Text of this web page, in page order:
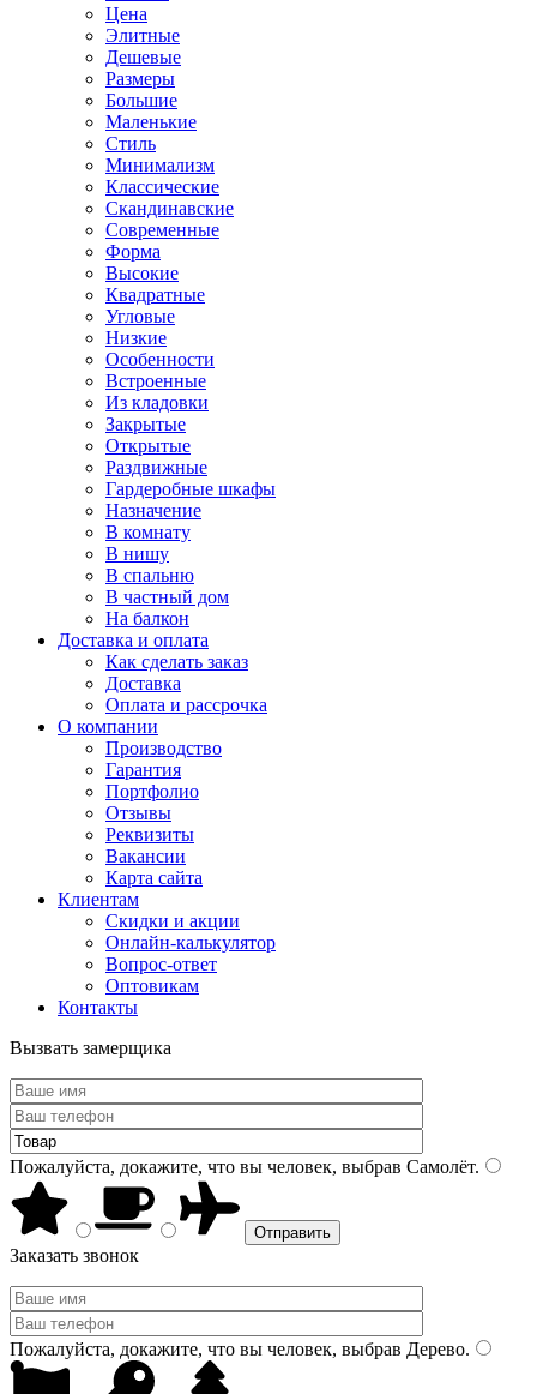
Цена
Элитные
Дешевые
Размеры
Большие
Маленькие
Стиль
Минимализм
Классические
Скандинавские
Современные
Форма
Высокие
Квадратные
Угловые
Низкие
Особенности
Встроенные
Из кладовки
Закрытые
Открытые
Раздвижные
Гардеробные шкафы
Назначение
В комнату
В нишу
В спальню
В частный дом
На балкон
Доставка и оплата
Как сделать заказ
Доставка
Оплата и рассрочка
О компании
Производство
Гарантия
Портфолио
Отзывы
Реквизиты
Вакансии
Карта сайта
Клиентам
Скидки и акции
Онлайн-калькулятор
Вопрос-ответ
Оптовикам
Контакты
Вызвать замерщика
Пожалуйста, докажите, что вы человек, выбрав Самолёт.
Заказать звонок
Пожалуйста, докажите, что вы человек, выбрав Дерево.